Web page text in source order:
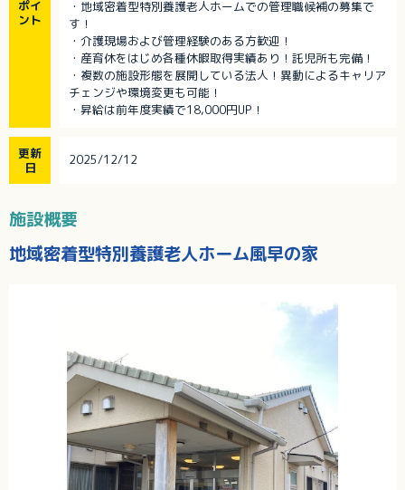
ポイ
ント
・地域密着型特別養護老人ホームでの管理職候補の募集で
す！
・介護現場および管理経験のある方歓迎！
・産育休をはじめ各種休暇取得実績あり！託児所も完備！
・複数の施設形態を展開している法人！異動によるキャリア
チェンジや環境変更も可能！
・昇給は前年度実績で18,000円UP！
更新
日
2025/12/12
施設概要
地域密着型特別養護老人ホーム風早の家